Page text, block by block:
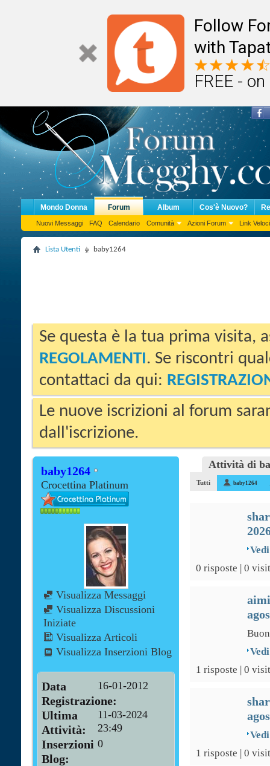
Follow
with
FREE -
Mondo Donna Forum
Nuovi Messaggi FAQ Calendario Comunità Azioni Forum Link Veloci
Album Cos'è Nuovo?
Lista Utenti baby1264
Se questa è la tua prima visita,
REGOLAMENTI. Se riscontri
contattaci da qui:
Le nuove iscrizioni al forum
dall'iscrizione.
baby1264
Crocettina Platinum
Visualizza Messaggi
Visualizza Discussioni
Iniziate
Visualizza Articoli
Visualizza Inserzioni Blog
Data
Registrazione
16-01-2012
Ultima
Attività
11-03-2024
23:49
Inserzioni
Blog
0
Attività di
Tutti baby1264
0 risposte | 0
1 risposte | 0
1 risposte | 0